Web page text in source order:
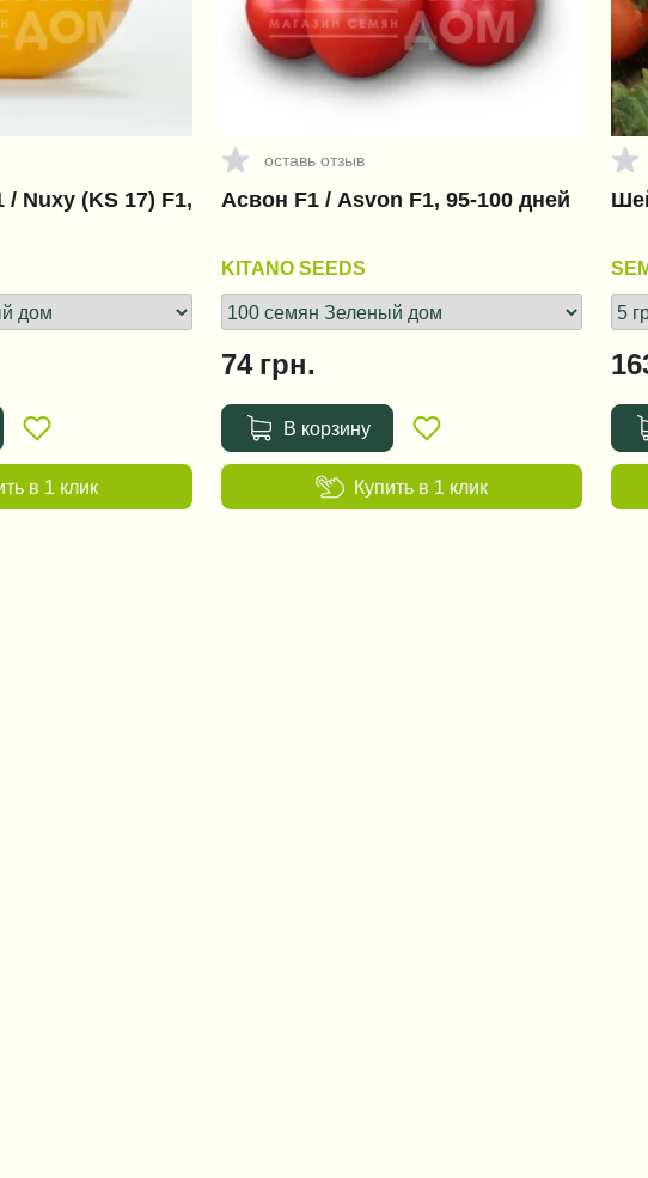
/ Nuxy (KS 17) F1,
в 1 клик
оставь отзыв
Асвон F1 / Asvon F1, 95-100 дней
KITANO SEEDS
74грн.
В корзину
Купить в 1 клик